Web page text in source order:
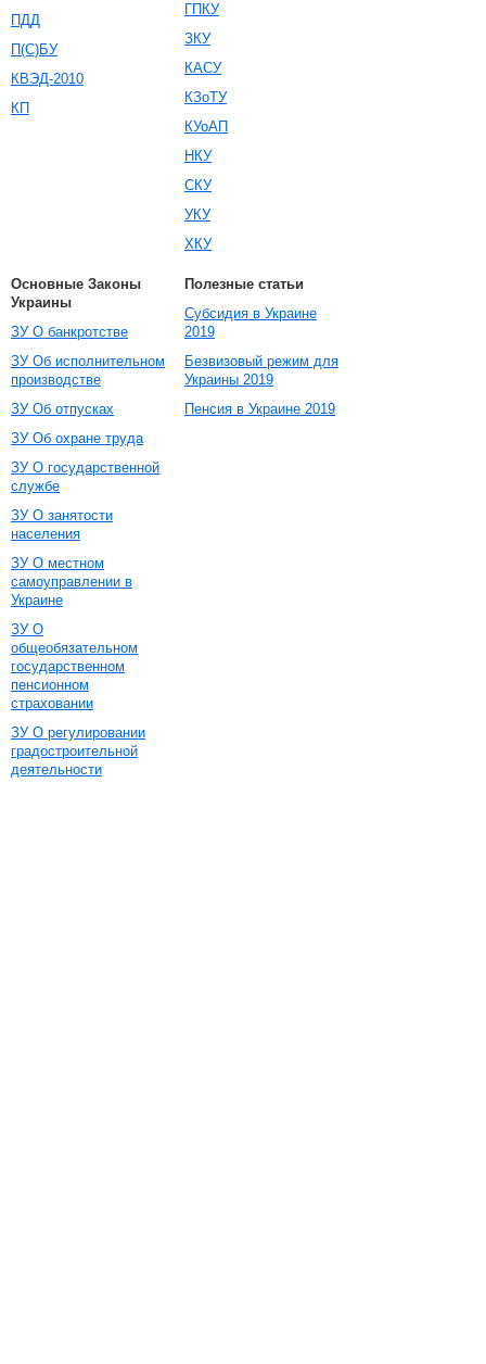
ПДД
П(С)БУ
КВЭД-2010
КП
ГПКУ
ЗКУ
КАСУ
КЗоТУ
КУоАП
НКУ
СКУ
УКУ
ХКУ
Основные Законы
Украины
ЗУ О банкротстве
ЗУ Об исполнительном
производстве
ЗУ Об отпусках
ЗУ Об охране труда
ЗУ О государственной
службе
ЗУ О занятости
населения
ЗУ О местном
самоуправлении в
Украине
ЗУ О
общеобязательном
государственном
пенсионном
страховании
ЗУ О регулировании
градостроительной
деятельности
Полезные статьи
Субсидия в Украине
2019
Безвизовый режим для
Украины 2019
Пенсия в Украине 2019